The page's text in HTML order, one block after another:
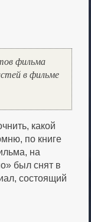
фильма
в фильме
какой
по книге
на
был снят в
состоящий